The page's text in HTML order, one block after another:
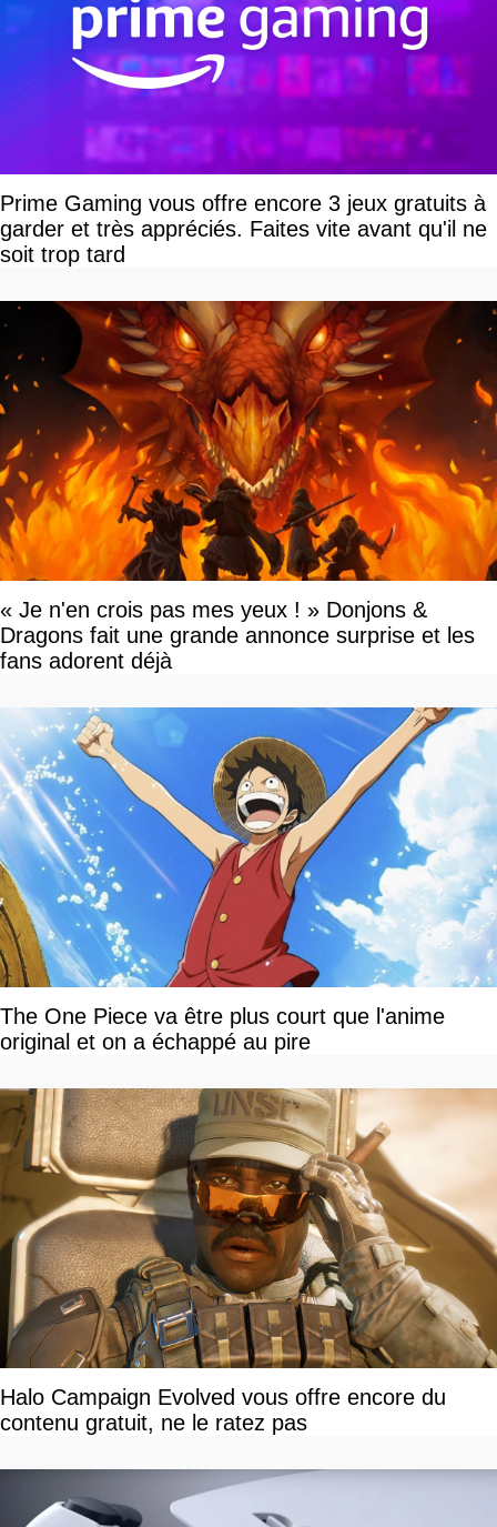
Prime Gaming vous offre encore 3 jeux gratuits à
garder et très appréciés. Faites vite avant qu'il ne
soit trop tard
« Je n'en crois pas mes yeux ! » Donjons &
Dragons fait une grande annonce surprise et les
fans adorent déjà
The One Piece va être plus court que l'anime
original et on a échappé au pire
Halo Campaign Evolved vous offre encore du
contenu gratuit, ne le ratez pas